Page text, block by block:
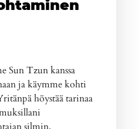
Sun Tzun kanssa
ja käymme kohti
höystää tarinaa